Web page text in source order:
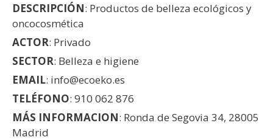
DESCRIPCIÓN: Productos de belleza ecológicos y
oncocosmética
ACTOR: Privado
SECTOR: Belleza e higiene
EMAIL: info@ecoeko.es
TELÉFONO: 910 062 876
MÁS INFORMACION: Ronda de Segovia 34, 28005
Madrid